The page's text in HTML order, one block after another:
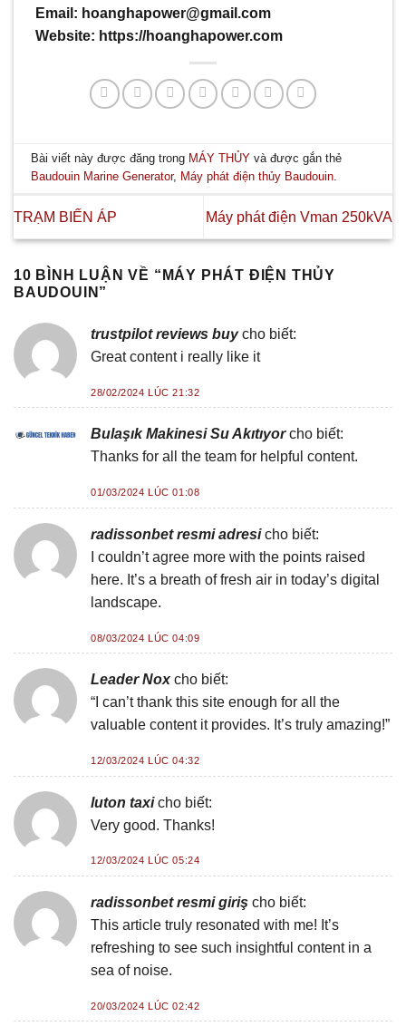
Email: hoanghapower@gmail.com
Website: https://hoanghapower.com
Bài viết này được đăng trong MÁY THỦY và được gắn thẻ
Baudouin Marine Generator, Máy phát điện thủy Baudouin
TRẠM BIẾN ÁP Máy phát điện Vman 250kVA
10 BÌNH LUẬN VỀ “ MÁY PHÁT ĐIỆN THỦY
BAUDOUIN ”
trustpilot reviews buy cho biết:
Great content i really like it
28/02/2024 LÚC 21:32
Bulaşık Makinesi Su Akıtıyor cho biết:
Thanks for all the team for helpful content.
01/03/2024 LÚC 01:08
radissonbet resmi adresi cho biết:
I couldn’t agree more with the points raised
here. It’s a breath of fresh air in today’s digital
landscape.
08/03/2024 LÚC 04:09
Leader Nox cho biết:
“I can’t thank this site enough for all the
valuable content it provides. It’s truly amazing!”
12/03/2024 LÚC 04:32
luton taxi cho biết:
Very good. Thanks!
12/03/2024 LÚC 05:24
radissonbet resmi giriş cho biết:
This article truly resonated with me! It’s
refreshing to see such insightful content in a
sea of noise.
20/03/2024 LÚC 02:42